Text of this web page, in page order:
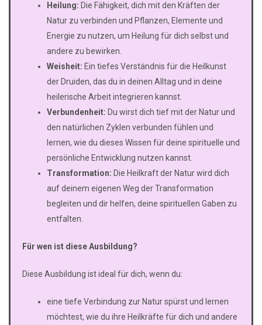
Heilung: Die Fähigkeit, dich mit den Kräften der
Natur zu verbinden und Pflanzen, Elemente und
Energie zu nutzen, um Heilung für dich selbst und
andere zu bewirken.
Weisheit: Ein tiefes Verständnis für die Heilkunst
der Druiden, das du in deinen Alltag und in deine
heilerische Arbeit integrieren kannst.
Verbundenheit: Du wirst dich tief mit der Natur und
den natürlichen Zyklen verbunden fühlen und
lernen, wie du dieses Wissen für deine spirituelle und
persönliche Entwicklung nutzen kannst.
Transformation: Die Heilkraft der Natur wird dich
auf deinem eigenen Weg der Transformation
begleiten und dir helfen, deine spirituellen Gaben zu
entfalten.
Für wen ist diese Ausbildung?
Diese Ausbildung ist ideal für dich, wenn du:
eine tiefe Verbindung zur Natur spürst und lernen
möchtest, wie du ihre Heilkräfte für dich und andere